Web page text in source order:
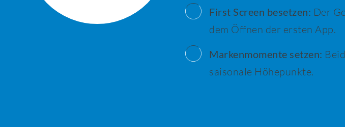
First Screen besetzen: Der
dem Öffnen der ersten App.
Markenmomente setzen:
saisonale Höhepunkte.